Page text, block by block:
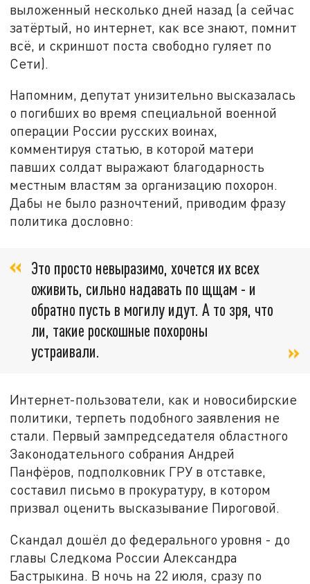
выложенный несколько дней назад (а сейчас
затёртый, но интернет, как все знают, помнит
всё, и скриншот поста свободно гуляет по
Сети).
Напомним, депутат унизительно высказалась
о погибших во время специальной военной
операции России русских воинах,
комментируя статью, в которой матери
павших солдат выражают благодарность
местным властям за организацию похорон.
Дабы не было разночтений, приводим фразу
политика дословно:
Это просто невыразимо, хочется их всех
оживить, сильно надавать по щщам - и
обратно пусть в могилу идут. А то зря, что
ли, такие роскошные похороны
устраивали.
Интернет-пользователи, как и новосибирские
политики, терпеть подобного заявления не
стали. Первый зампредседателя областного
Законодательного собрания Андрей
Панфёров, подполковник ГРУ в отставке,
составил письмо в прокуратуру, в котором
призвал оценить высказывание Пироговой.
Скандал дошёл до федерального уровня - до
главы Следкома России Александра
Бастрыкина. В ночь на 22 июля, сразу по